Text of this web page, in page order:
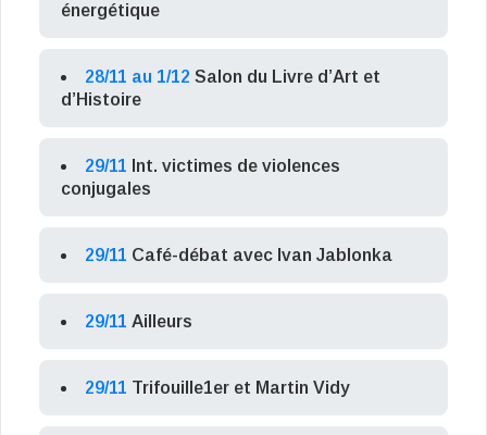
énergétique
28/11 au 1/12 Salon du Livre d’Art et
d’Histoire
29/11 Int. victimes de violences
conjugales
29/11 Café-débat avec Ivan Jablonka
29/11 Ailleurs
29/11 Trifouille1er et Martin Vidy